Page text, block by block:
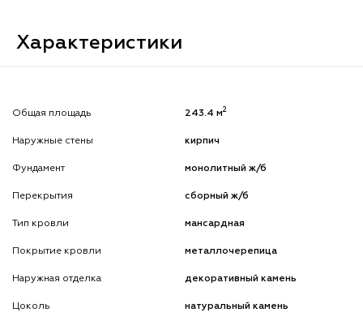
Характеристики
Общая площадь 243.4 м2
Наружные стены кирпич
Фундамент монолитный ж/б
Перекрытия сборный ж/б
Тип кровли мансардная
Покрытие кровли металлочерепица
Наружная отделка декоративный камень
Цоколь натуральный камень